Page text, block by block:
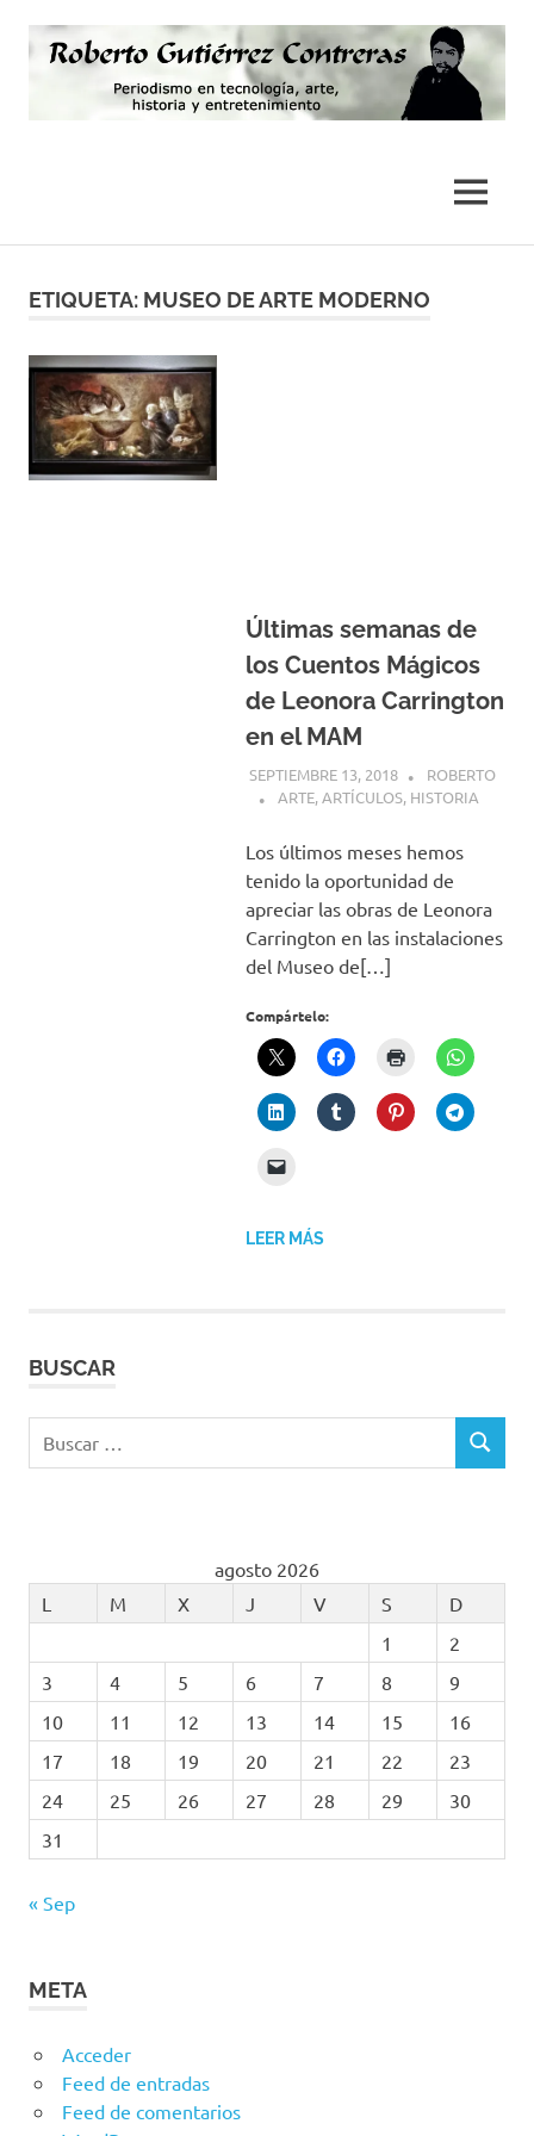
contenido
MENÚ
ETIQUETA: MUSEO DE ARTE MODERNO
Últimas semanas de
los Cuentos Mágicos
de Leonora Carrington
en el MAM
SEPTIEMBRE 13, 2018
ROBERTO
ARTE,ARTÍCULOS, HISTORIA
Los últimos meses hemos
tenido la oportunidad de
apreciar las obras de Leonora
Carrington en las instalaciones
del Museo de[…]
Compártelo:
LEER MÁS
BUSCAR
BUSCAR
agosto 2026
L
M X J V S
D
1
2
3
4 5 6 7 8
9
10
11 12 13 14 15
16
17
18 19 20 21 22
23
24
25 26 27 28 29
30
31
« Sep
META
Acceder
Feed de entradas
Feed de comentarios